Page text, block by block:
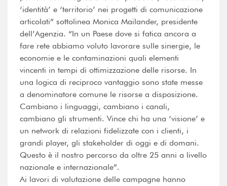
‘identità’ e ‘territorio’ nei progetti di comunicazione
articolati” sottolinea Monica Mailander, presidente
dell’Agenzia. “In un Paese dove si fatica ancora a
fare rete abbiamo voluto lavorare sulle sinergie, le
economie e le contaminazioni quali elementi
vincenti in tempi di ottimizzazione delle risorse. In
una logica di reciproco vantaggio sono state messe
a denominatore comune le risorse a disposizione.
Cambiano i linguaggi, cambiano i canali,
cambiano gli strumenti. Vince chi ha una ‘visione’ e
un network di relazioni fidelizzate con i clienti, i
grandi player, gli stakeholder di oggi e di domani.
Questo è il nostro percorso da oltre 25 anni a livello
nazionale e internazionale”.
Ai lavori di valutazione delle campagne hanno